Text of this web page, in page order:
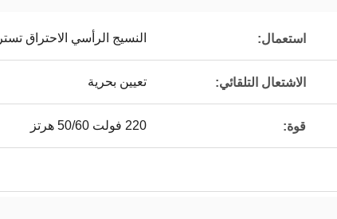
استعمال: النسيج الرأسي الاحتراق تستر
الاشتعال التلقائي: تعيين بحرية
قوة: 220 فولت 50/60 هرتز